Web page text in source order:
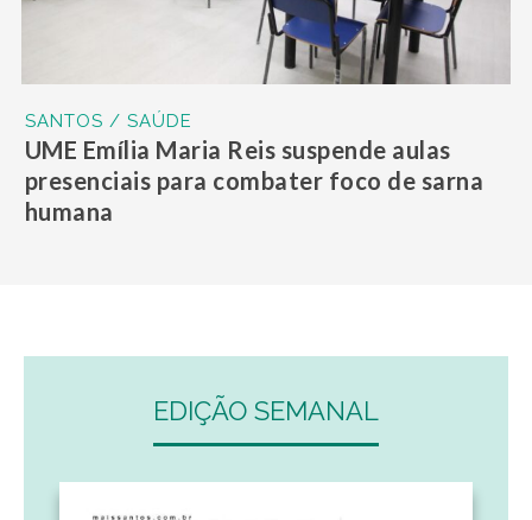
SANTOS / SAÚDE
UME Emília Maria Reis suspende aulas
presenciais para combater foco de sarna
humana
EDIÇÃO SEMANAL